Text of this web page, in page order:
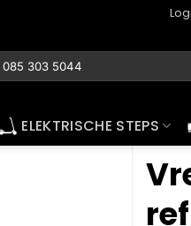
ELEKTRISCHE STEPS